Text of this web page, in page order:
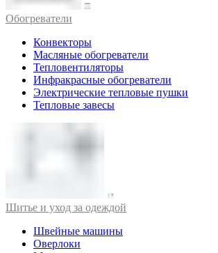
Обогреватели
Конвекторы
Масляные обогреватели
Тепловентиляторы
Инфракрасные обогреватели
Электрические тепловые пушки
Тепловые завесы
Шитье и уход за одеждой
Швейные машины
Оверлоки